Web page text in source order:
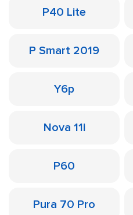
P40 Lite
P Smart 2019
Y6p
Nova 11i
P60
Pura 70 Pro